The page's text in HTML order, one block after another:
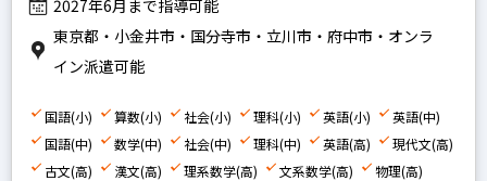
2027年6月まで指導可能
東京都・小金井市・国分寺市・立川市・府中市・オンラ
イン派遣可能
国語(小) 算数(小) 社会(小) 理科(小) 英語(小)
英語(中)
国語(中)
数学(中) 社会(中) 理科(中) 英語(高)
現代文(高)
古文(高)
漢文(高) 理系数学(高) 文系数学(高)
物理(高)